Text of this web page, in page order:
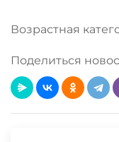
Возрастная
Поделиться